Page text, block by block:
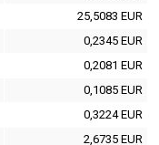
25,5083 EUR
0,2345 EUR
0,2081 EUR
0,1085 EUR
0,3224 EUR
2,6735 EUR